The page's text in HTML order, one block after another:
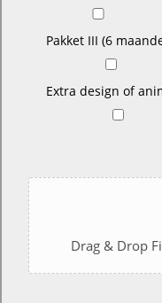
Pakket III (6
Extra design of
Drag & Drop